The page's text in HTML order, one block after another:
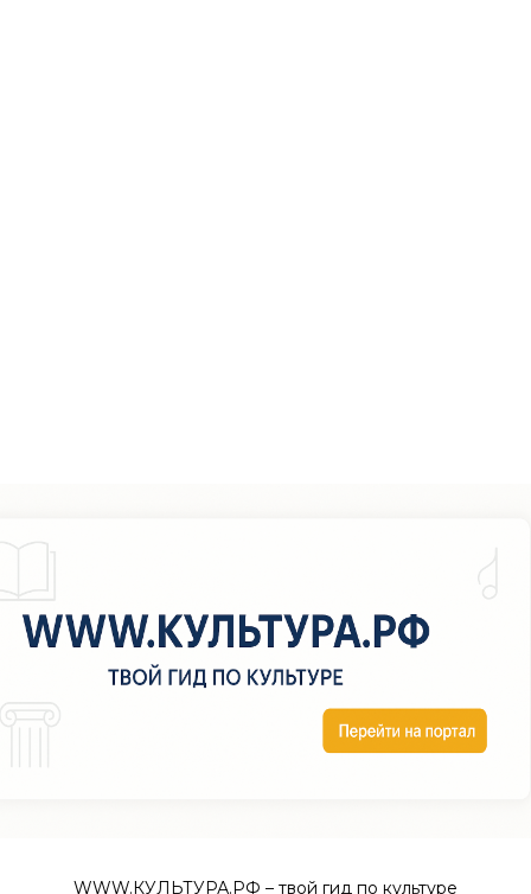
WWW.КУЛЬТУРА.РФ – твой гид по культуре